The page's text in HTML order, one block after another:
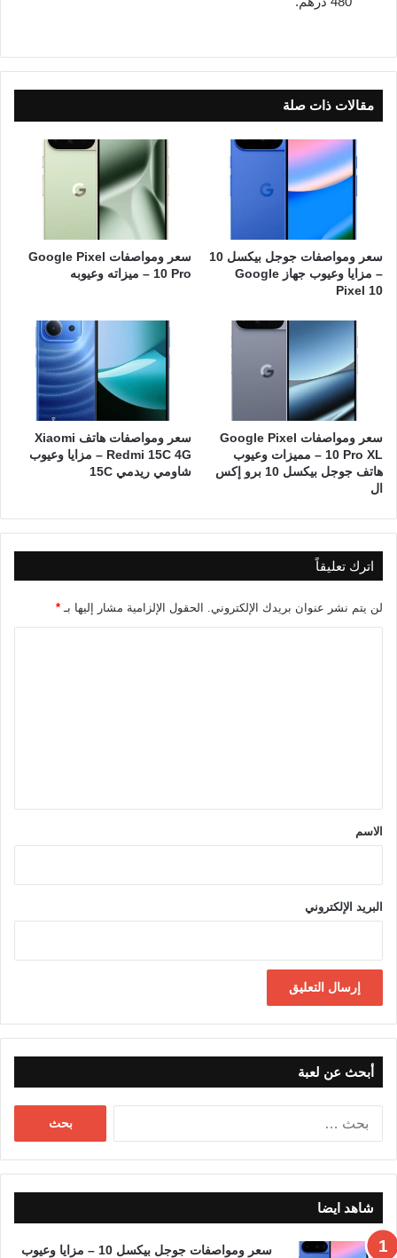
مقالات ذات صلة
سعر ومواصفات جوجل بيكسل 10
– مزايا وعيوب جهاز Google
Pixel 10
سعر ومواصفات Google Pixel
10 Pro – ميزاته وعيوبه
سعر ومواصفات Google Pixel
10 Pro XL – مميزات وعيوب
هاتف جوجل بيكسل 10 برو إكس
ال
سعر ومواصفات هاتف Xiaomi
Redmi 15C 4G – مزايا وعيوب
شاومي ريدمي 15C
اترك تعليقاً
لن يتم نشر عنوان بريدك الإلكتروني. الحقول الإلزامية مشار إليها بـ *
*الاسم
البريد الإلكتروني
أبحث عن لعبة
شاهد ايضا
سعر ومواصفات جوجل بيكسل 10 – مزايا وعيوب